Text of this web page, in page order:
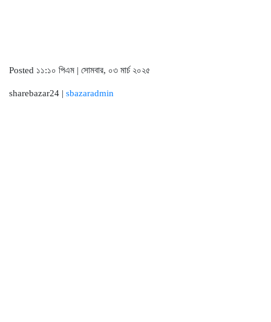
Posted ১১:১০ পিএম | সোমবার, ০৩ মার্চ ২০২৫
sharebazar24 | sbazaradmin